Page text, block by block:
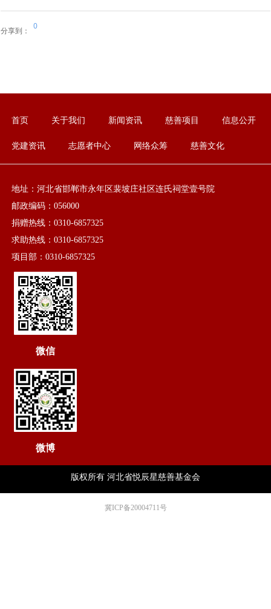
分享到：
版权所有 河北省悦辰星慈善基金会
首页 关于我们 新闻资讯 慈善项目 信息公开
党建资讯 志愿者中心 网络众筹 慈善文化
地址：河北省邯郸市永年区裴坡庄社区连氏祠堂壹号院
邮政编码：056000
捐赠热线：0310-6857325
求助热线：0310-6857325
项目部：0310-6857325
微信
微博
冀ICP备20004711号